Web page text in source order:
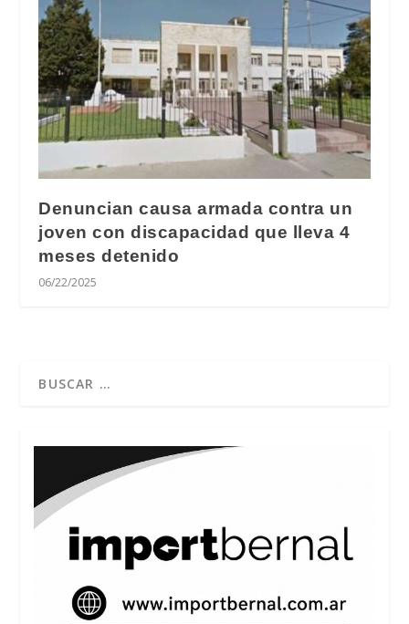
Denuncian causa armada contra un
joven con discapacidad que lleva 4
meses detenido
06/22/2025